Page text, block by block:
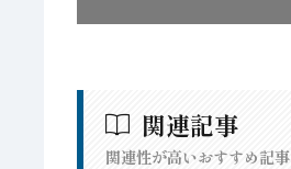
関連記事
関連性が高いおすすめ記事